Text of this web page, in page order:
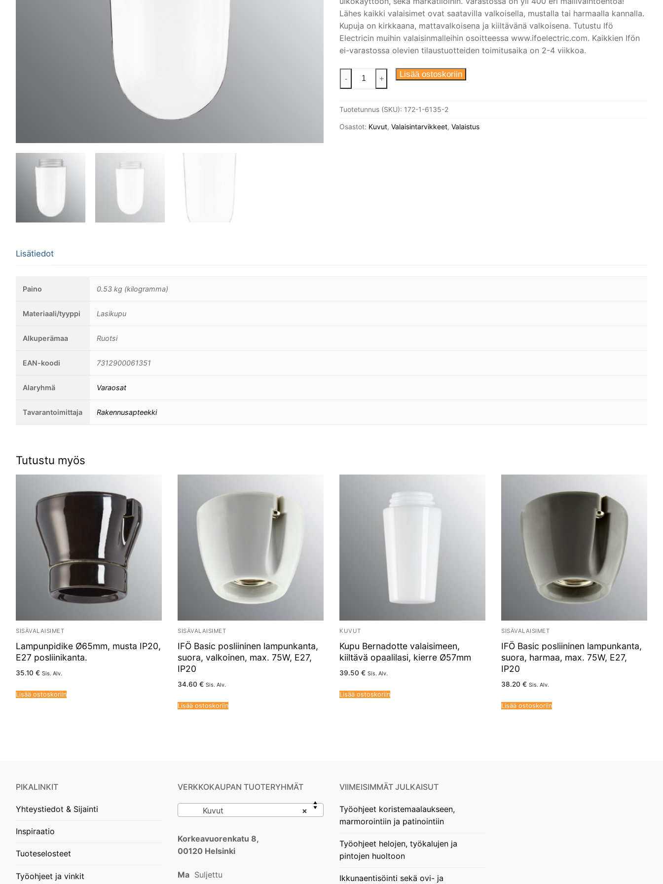
Lähes kaikki valaisimet ovat saatavilla valkoisella, mustalla tai harmaalla kannalla.
Kupuja on kirkkaana, mattavalkoisena ja kiiltävänä valkoisena. Tutustu Ifö
Electricin muihin valaisinmalleihin osoitteessa www.ifoelectric.com. Kaikkien Ifön
ei-varastossa olevien tilaustuotteiden toimitusaika on 2-4 viikkoa.
Tallikupu,
kirkas
Korkeus
165
- + Lisää ostoskoriin
Tuotetunnus (SKU): 172-1-6135-2
Osastot: Kuvut, Valaisintarvikkeet, Valaistus
Lisätiedot
Paino 0.53 kg (kilogramma)
Materiaali/tyyppi Lasikupu
Alkuperämaa Ruotsi
EAN-koodi 7312900061351
Alaryhmä Varaosat
Tavarantoimittaja Rakennusapteekki
Tutustu myös
SISÄVALAISIMET
Lampunpidike Ø65mm, musta IP20,
E27 posliinikanta.
35.10 € Sis. Alv.
Lisää ostoskoriin
SISÄVALAISIMET
IFÖ Basic posliininen lampunkanta,
suora, valkoinen, max. 75W, E27,
IP20
34.60 € Sis. Alv.
Lisää ostoskoriin
KUVUT
Kupu Bernadotte valaisimeen,
kiiltävä opaalilasi, kierre Ø57mm
39.50 € Sis. Alv.
Lisää ostoskoriin
SISÄVALAISIMET
IFÖ Basic posliininen lampunkanta,
suora, harmaa, max. 75W, E27,
IP20
38.20 € Sis. Alv.
Lisää ostoskoriin
PIKALINKIT
Yhteystiedot & Sijainti
Inspiraatio
Tuoteselosteet
Työohjeet ja vinkit
VERKKOKAUPAN TUOTERYHMÄT
×
Kuvut
Korkeavuorenkatu 8,
00120 Helsinki
Ma Suljettu
VIIMEISIMMÄT JULKAISUT
Työohjeet koristemaalaukseen,
marmorointiin ja patinointiin
Työohjeet helojen, työkalujen ja
pintojen huoltoon
Ikkunaentisöinti sekä ovi- ja